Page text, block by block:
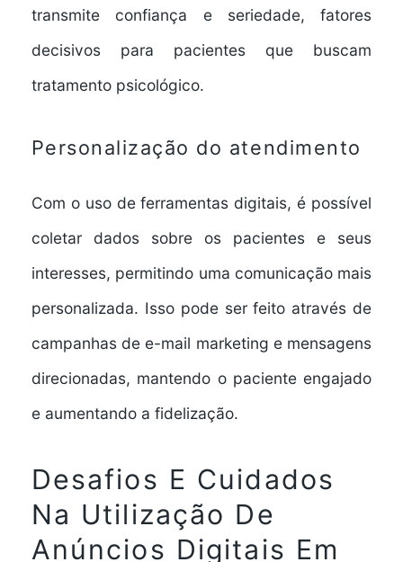
transmite confiança e seriedade, fatores
decisivos para pacientes que buscam
tratamento psicológico.
Personalização do atendimento
Com o uso de ferramentas digitais, é possível
coletar dados sobre os pacientes e seus
interesses, permitindo uma comunicação mais
personalizada. Isso pode ser feito através de
campanhas de e-mail marketing e mensagens
direcionadas, mantendo o paciente engajado
e aumentando a fidelização.
Desafios E Cuidados
Na Utilização De
Anúncios Digitais Em